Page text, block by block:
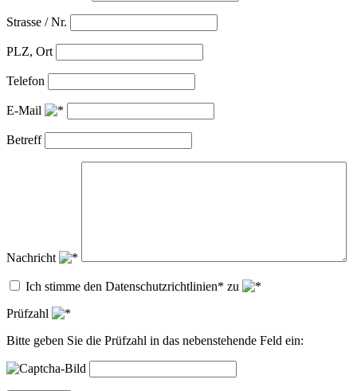
Strasse / Nr.
PLZ, Ort
Telefon
E-Mail
Betreff
Nachricht
Ich stimme den Datenschutzrichtlinien* zu
Prüfzahl
Bitte geben Sie die Prüfzahl in das nebenstehende Feld ein: